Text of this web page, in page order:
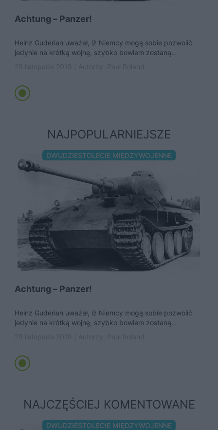
Achtung – Panzer!
Heinz Guderian uważał, iż Niemcy mogą sobie pozwolić
jedynie na krótką wojnę, szybko bowiem zostaną
NAJPOPULARNIEJSZE
DWUDZIESTOLECIE MIĘDZYWOJENNE
Achtung – Panzer!
Heinz Guderian uważał, iż Niemcy mogą sobie pozwolić
jedynie na krótką wojnę, szybko bowiem zostaną
NAJCZĘŚCIEJ KOMENTOWANE
DWUDZIESTOLECIE MIĘDZYWOJENNE